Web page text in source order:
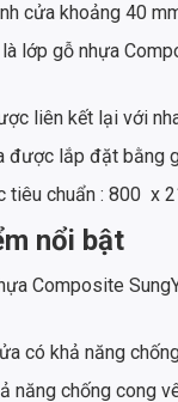
cửa khoảng 40
là lớp gỗ nhựa
liên kết lại với
được lắp đặt bằng
tiêu chuẩn : 800 x
nổi bật
Composite
có khả năng
năng chống cong